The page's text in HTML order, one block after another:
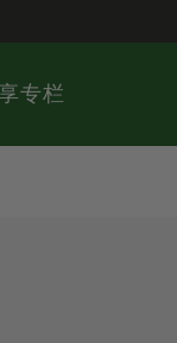
专栏